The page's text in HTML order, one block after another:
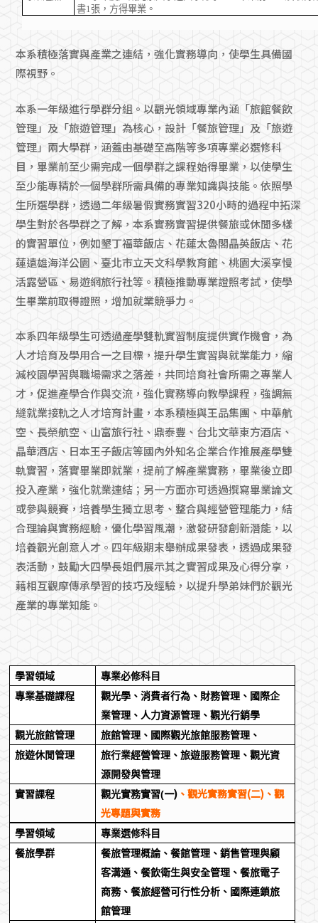
書1張，方得畢業。
本系積極落實與產業之連結，強化實務導向，使學生具備國
際視野。
本系一年級進行學群分組。以觀光領域專業內涵「旅館餐飲
管理」及「旅遊管理」為核心，設計「餐旅管理」及「旅遊
管理」兩大學群，涵蓋由基礎至高階等多項專業必選修科
目，畢業前至少需完成一個學群之課程始得畢業，以使學生
至少能專精於一個學群所需具備的專業知識與技能。依照學
生所選學群，透過二年級暑假實務實習320小時的過程中拓深
學生對於各學群之了解，本系實務實習提供餐旅或休閒多樣
的實習單位，例如墾丁福華飯店、花蓮太魯閣晶英飯店、花
蓮遠雄海洋公園、臺北市立天文科學教育館、桃園大溪享慢
活露營區、易遊網旅行社等。積極推動專業證照考試，使學
生畢業前取得證照，增加就業競爭力。
本系四年級學生可透過產學雙軌實習制度提供實作機會，為
人才培育及學用合一之目標，提升學生實習與就業能力，縮
減校園學習與職場需求之落差，共同培育社會所需之專業人
才，促進產學合作與交流，強化實務導向教學課程，強調無
縫就業接軌之人才培育計畫，本系積極與王品集團、中華航
空、長榮航空、山富旅行社、鼎泰豐、台北文華東方酒店、
晶華酒店、日本王子飯店等國內外知名企業合作推展產學雙
軌實習，落實畢業即就業，提前了解產業實務，畢業後立即
投入產業，強化就業連結；另一方面亦可透過撰寫畢業論文
或參與競賽，培養學生獨立思考、整合與經營管理能力，結
合理論與實務經驗，優化學習風潮，激發研發創新潛能，以
培養觀光創意人才。四年級期末舉辦成果發表，透過成果發
表活動，鼓勵大四學長姐們展示其之實習成果及心得分享，
藉相互觀摩傳承學習的技巧及經驗，以提升學弟妹們於觀光
產業的專業知能。
學習領域
專業必修科目
專業基礎課程
觀光學、消費者行為、財務管理、國際企
業管理、人力資源管理、觀光行銷學
觀光旅館管理
旅館管理、國際觀光旅館服務管理、
旅遊休閒管理
旅行業經營管理、旅遊服務管理、觀光資
源開發與管理
實習課程
觀光實務實習(一)、觀光實務實習(二)、觀
光專題與實務
學習領域
專業選修科目
餐旅學群
餐旅管理概論、餐館管理、銷售管理與顧
客溝通、餐飲衛生與安全管理、餐旅電子
商務、餐旅經營可行性分析、國際連鎖旅
館管理